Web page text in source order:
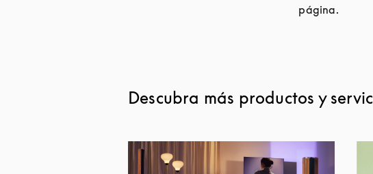
página.
Descubra más productos y